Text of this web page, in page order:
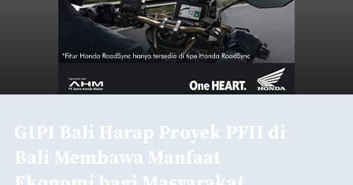
GIPI Bali Harap Proyek PFII di
Bali Membawa Manfaat